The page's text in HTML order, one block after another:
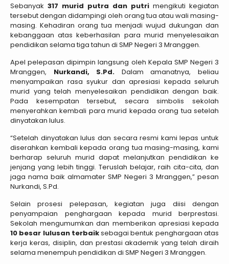
Sebanyak 317 murid putra dan putri mengikuti kegiatan
tersebut dengan didampingi oleh orang tua atau wali masing-
masing. Kehadiran orang tua menjadi wujud dukungan dan
kebanggaan atas keberhasilan para murid menyelesaikan
pendidikan selama tiga tahun di SMP Negeri 3 Mranggen.
Apel pelepasan dipimpin langsung oleh Kepala SMP Negeri 3
Mranggen, Nurkandi, S.Pd. Dalam amanatnya, beliau
menyampaikan rasa syukur dan apresiasi kepada seluruh
murid yang telah menyelesaikan pendidikan dengan baik.
Pada kesempatan tersebut, secara simbolis sekolah
menyerahkan kembali para murid kepada orang tua setelah
dinyatakan lulus.
“Setelah dinyatakan lulus dan secara resmi kami lepas untuk
diserahkan kembali kepada orang tua masing-masing, kami
berharap seluruh murid dapat melanjutkan pendidikan ke
jenjang yang lebih tinggi. Teruslah belajar, raih cita-cita, dan
jaga nama baik almamater SMP Negeri 3 Mranggen,” pesan
Nurkandi, S.Pd.
Selain prosesi pelepasan, kegiatan juga diisi dengan
penyampaian penghargaan kepada murid berprestasi.
Sekolah mengumumkan dan memberikan apresiasi kepada
10 besar lulusan terbaiksebagai bentuk penghargaan atas
kerja keras, disiplin, dan prestasi akademik yang telah diraih
selama menempuh pendidikan di SMP Negeri 3 Mranggen.